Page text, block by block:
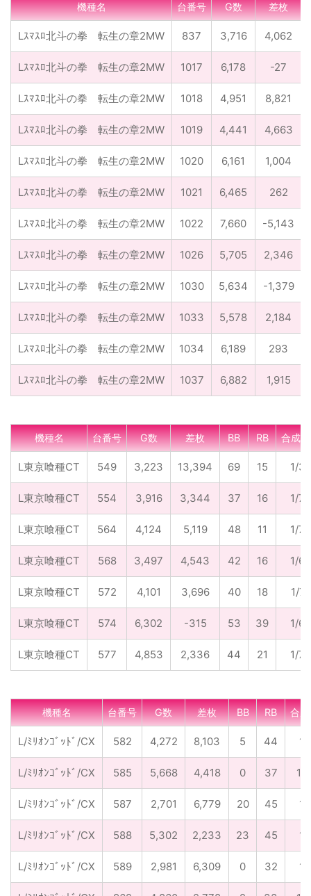
機種名 台番号 G数 差枚
Lｽﾏｽﾛ北斗の拳 転生の章2MW 837 3,716 4,062
Lｽﾏｽﾛ北斗の拳 転生の章2MW 1017 6,178 -27
Lｽﾏｽﾛ北斗の拳 転生の章2MW 1018 4,951 8,821
Lｽﾏｽﾛ北斗の拳 転生の章2MW 1019 4,441 4,663
Lｽﾏｽﾛ北斗の拳 転生の章2MW 1020 6,161 1,004
Lｽﾏｽﾛ北斗の拳 転生の章2MW 1021 6,465 262
Lｽﾏｽﾛ北斗の拳 転生の章2MW 1022 7,660 -5,143
Lｽﾏｽﾛ北斗の拳 転生の章2MW 1026 5,705 2,346
Lｽﾏｽﾛ北斗の拳 転生の章2MW 1030 5,634 -1,379
Lｽﾏｽﾛ北斗の拳 転生の章2MW 1033 5,578 2,184
Lｽﾏｽﾛ北斗の拳 転生の章2MW 1034 6,189 293
Lｽﾏｽﾛ北斗の拳 転生の章2MW 1037 6,882 1,915
機種名 台番号 G数 差枚 BB RB 合成
L東京喰種CT 549 3,223 13,394 69 15 1/38
L東京喰種CT 554 3,916 3,344 37 16 1/74
L東京喰種CT 564 4,124 5,119 48 11 1/70
L東京喰種CT 568 3,497 4,543 42 16 1/60
L東京喰種CT 572 4,101 3,696 40 18 1/71
L東京喰種CT 574 6,302 -315 53 39 1/69
L東京喰種CT 577 4,853 2,336 44 21 1/75
機種名 台番号 G数 差枚 BB RB 合
L/ﾐﾘｵﾝｺﾞｯﾄﾞ/CX 582 4,272 8,103 5 44 1/
L/ﾐﾘｵﾝｺﾞｯﾄﾞ/CX 585 5,668 4,418 0 37 1/
L/ﾐﾘｵﾝｺﾞｯﾄﾞ/CX 587 2,701 6,779 20 45 1/
L/ﾐﾘｵﾝｺﾞｯﾄﾞ/CX 588 5,302 2,233 23 45 1/
L/ﾐﾘｵﾝｺﾞｯﾄﾞ/CX 589 2,981 6,309 0 32 1/